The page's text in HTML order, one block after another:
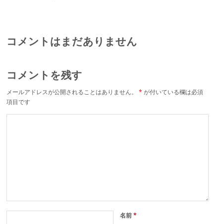
コメントはまだありません
コメントを残す
メールアドレスが公開されることはありません。 * が付いている欄は必須
項目です
名前*